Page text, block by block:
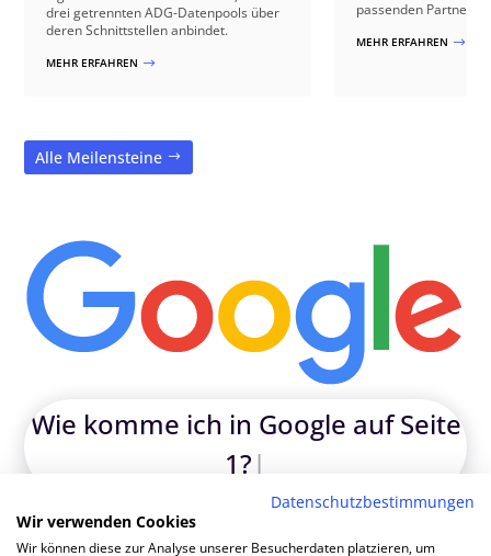
drei getrennten ADG-Datenpools über
deren Schnittstellen anbindet.
MEHR ERFAHREN $
passenden
MEHR ERFAHREN $
Alle Meilensteine
Wie komme i|
TOP SEO DURCH DYNAMISCHE INHALTE
SEO-Agentur Achim ? PERIMETRIK®!
Datenschutzbestimmungen
Wir verwenden Cookies
Wir können diese zur Analyse unserer Besucherdaten platzieren, um